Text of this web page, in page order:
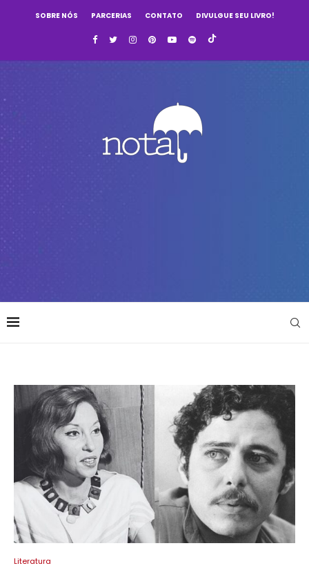
SOBRE NÓS PARCERIAS CONTATO DIVULGUE SEU LIVRO!
Literatura